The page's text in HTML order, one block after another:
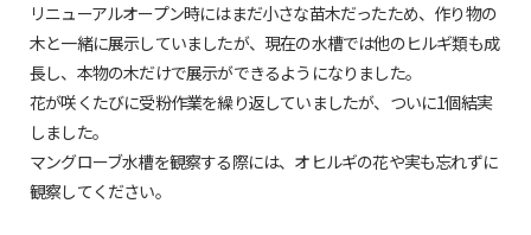
リニューアルオープン時にはまだ小さな苗木だったため、作り物の
木と一緒に展示していましたが、現在の水槽では他のヒルギ類も成
長し、本物の木だけで展示ができるようになりました。
花が咲くたびに受粉作業を繰り返していましたが、ついに1個結実
しました。
マングローブ水槽を観察する際には、オヒルギの花や実も忘れずに
観察してください。